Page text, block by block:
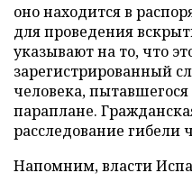
оно находится в
для проведения
указывают на то, что
зарегистрированный
человека, пытавшегося
параплане.
расследование гибели
Напомним, власти